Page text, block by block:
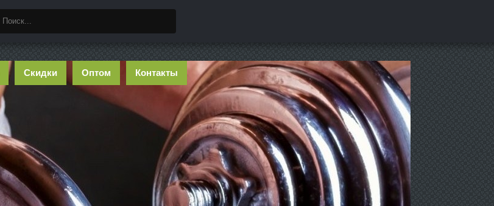
Скидки Оптом Контакты